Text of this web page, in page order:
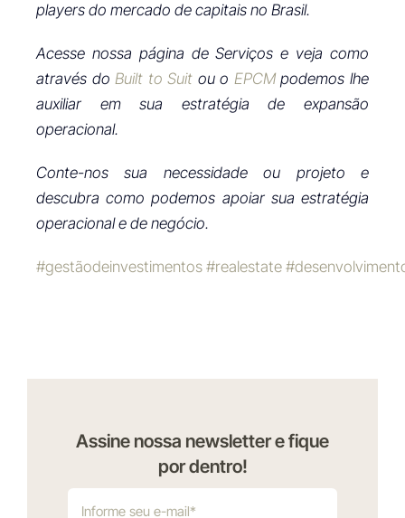
players do mercado de capitais no Brasil.
Acesse nossa página de Serviços e veja como
através doBuilt to Suit ou o EPCMpodemos lhe
auxiliar em sua estratégia de expansão
operacional.
Conte-nos sua necessidade ou projeto e
descubra como podemos apoiar sua estratégia
operacional e de negócio.
#gestãodeinvestimentos #realestate
Assine nossa newsletter e fique
por dentro!